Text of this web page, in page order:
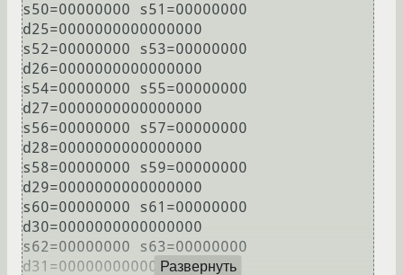
s50=00000000 s51=00000000
d25=0000000000000000
s52=00000000 s53=00000000
d26=0000000000000000
s54=00000000 s55=00000000
d27=0000000000000000
s56=00000000 s57=00000000
d28=0000000000000000
s58=00000000 s59=00000000
d29=0000000000000000
s60=00000000 s61=00000000
d30=0000000000000000
s62=00000000 s63=00000000
d31=0000000000000000
Развернуть